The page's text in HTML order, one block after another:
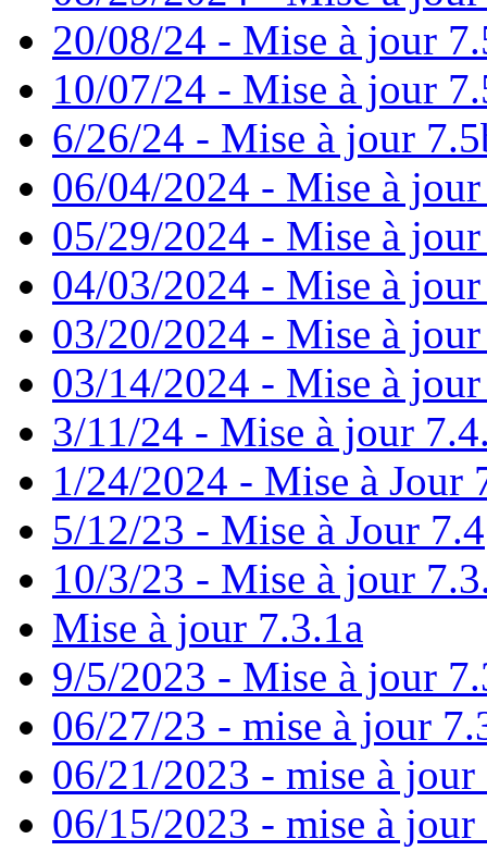
20/08/24 - Mise à jour
10/07/24 - Mise à jour
6/26/24 - Mise à jour
06/04/2024 - Mise à
05/29/2024 - Mise à
04/03/2024 - Mise à
03/20/2024 - Mise à
03/14/2024 - Mise à
3/11/24 - Mise à jour
1/24/2024 - Mise à Jour
5/12/23 - Mise à Jour 7.4
10/3/23 - Mise à jour
Mise à jour 7.3.1a
9/5/2023 - Mise à jour
06/27/23 - mise à jour
06/21/2023 - mise à jour
06/15/2023 - mise à jour